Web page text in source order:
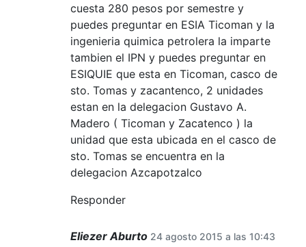
cuesta 280 pesos por semestre y
puedes preguntar en ESIA Ticoman y la
ingenieria quimica petrolera la imparte
tambien el IPN y puedes preguntar en
ESIQUIE que esta en Ticoman, casco de
sto. Tomas y zacantenco, 2 unidades
estan en la delegacion Gustavo A.
Madero ( Ticoman y Zacatenco ) la
unidad que esta ubicada en el casco de
sto. Tomas se encuentra en la
delegacion Azcapotzalco
Responder
Eliezer Aburto 24 agosto 2015 a las 10:43